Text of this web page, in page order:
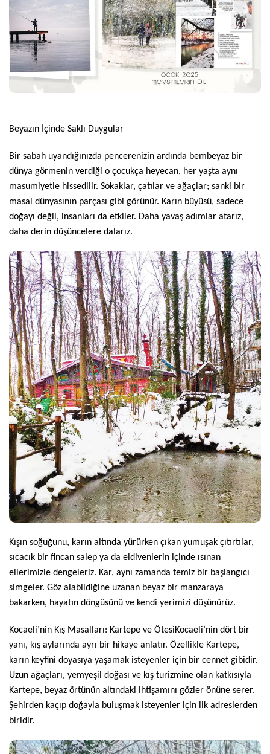
Beyazın İçinde Saklı Duygular
Bir sabah uyandığınızda pencerenizin ardında bembeyaz bir
dünya görmenin verdiği o çocukça heyecan, her yaşta aynı
masumiyetle hissedilir. Sokaklar, çatılar ve ağaçlar; sanki bir
masal dünyasının parçası gibi görünür. Karın büyüsü, sadece
doğayı değil, insanları da etkiler. Daha yavaş adımlar atarız,
daha derin düşüncelere dalarız.
Kışın soğuğunu, karın altında yürürken çıkan yumuşak çıtırtılar,
sıcacık bir fincan salep ya da eldivenlerin içinde ısınan
ellerimizle dengeleriz. Kar, aynı zamanda temiz bir başlangıcı
simgeler. Göz alabildiğine uzanan beyaz bir manzaraya
bakarken, hayatın döngüsünü ve kendi yerimizi düşünürüz.
Kocaeli’nin Kış Masalları: Kartepe ve ÖtesiKocaeli’nin dört bir
yanı, kış aylarında ayrı bir hikaye anlatır. Özellikle Kartepe,
karın keyfini doyasıya yaşamak isteyenler için bir cennet gibidir.
Uzun ağaçları, yemyeşil doğası ve kış turizmine olan katkısıyla
Kartepe, beyaz örtünün altındaki ihtişamını gözler önüne serer.
Şehirden kaçıp doğayla buluşmak isteyenler için ilk adreslerden
biridir.